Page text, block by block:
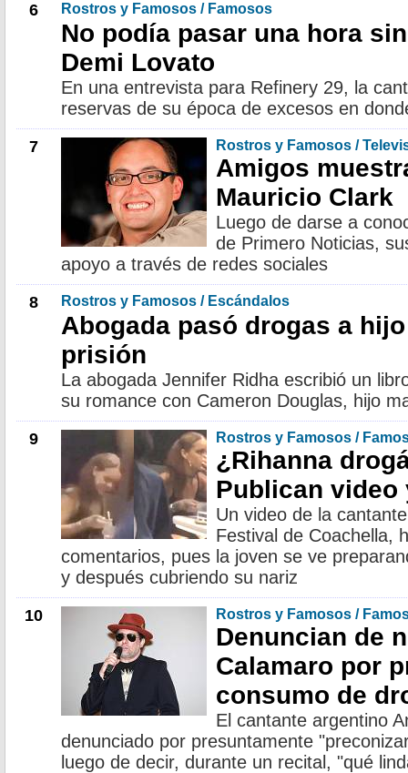
6 Rostros y Famosos / Famosos
No podía pasar una hora
Demi Lovato
En una entrevista para Refinery 29, la
reservas de su época de excesos en
7 Rostros y Famosos /
Amigos
Mauricio Clark
Luego de darse a
de Primero Noticias,
apoyo a través de redes sociales
8 Rostros y Famosos / Escándalos
Abogada pasó drogas a
prisión
La abogada Jennifer Ridha escribió un
su romance con Cameron Douglas, hijo
9 Rostros y Famosos /
¿Rihanna
Publican video
Un video de la
Festival de Coachella,
comentarios, pues la joven se ve
y después cubriendo su nariz
10 Rostros y Famosos /
Denuncian de
Calamaro por
consumo de
El cantante argentino
denunciado por presuntamente
luego de decir, durante un recital, "qué